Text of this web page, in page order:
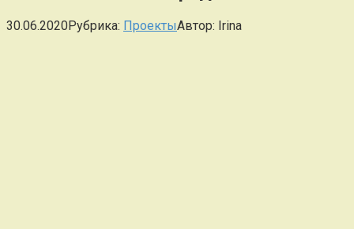
30.06.2020Рубрика: ПроектыАвтор: Irina